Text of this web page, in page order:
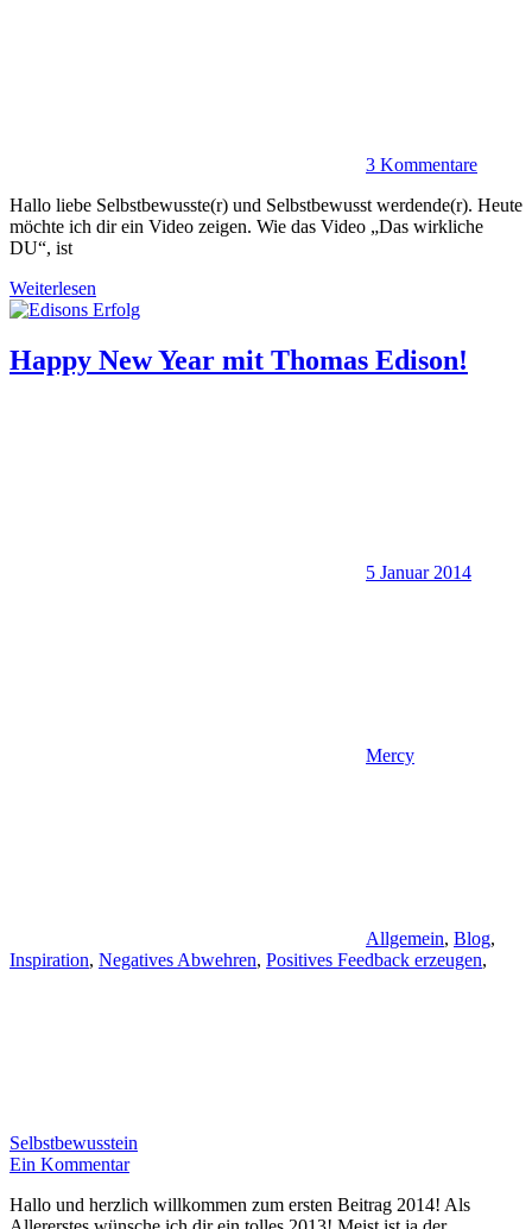
3 Kommentare
Hallo liebe Selbstbewusste(r) und Selbstbewusst werdende(r). Heute
möchte ich dir ein Video zeigen. Wie das Video „Das wirkliche
DU“, ist
Weiterlesen
Happy New Year mit Thomas Edison!
5 Januar 2014
Mercy
Allgemein, Blog,
Inspiration, Negatives Abwehren, Positives Feedback erzeugen,
Selbstbewusstein
Ein Kommentar
Hallo und herzlich willkommen zum ersten Beitrag 2014! Als